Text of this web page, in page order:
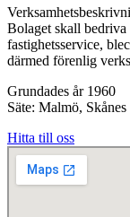
Bolaget skall bedriva
fastighetsservice,
därmed förenlig
Grundades år 1960
Säte: Malmö, Skånes
Hitta till oss